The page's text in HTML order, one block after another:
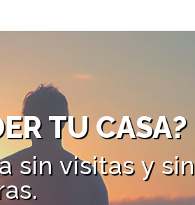
TU CASA?
sin visitas y sin